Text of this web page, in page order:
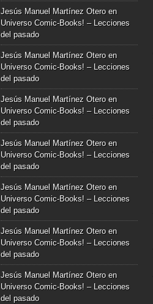
Jesús Manuel Martínez Oteroen
Universo Comic-Books! – Lecciones
del pasado
Jesús Manuel Martínez Oteroen
Universo Comic-Books! – Lecciones
del pasado
Jesús Manuel Martínez Oteroen
Universo Comic-Books! – Lecciones
del pasado
Jesús Manuel Martínez Oteroen
Universo Comic-Books! – Lecciones
del pasado
Jesús Manuel Martínez Oteroen
Universo Comic-Books! – Lecciones
del pasado
Jesús Manuel Martínez Oteroen
Universo Comic-Books! – Lecciones
del pasado
Jesús Manuel Martínez Oteroen
Universo Comic-Books! – Lecciones
del pasado